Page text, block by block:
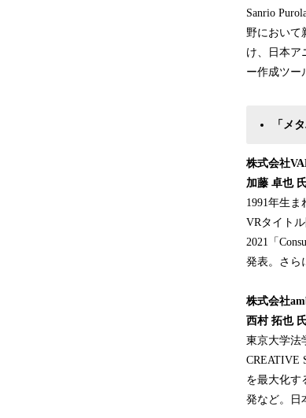
Sanrio
野において
け、日本ア
ー作成ツー
「メ
株式会社
加藤 卓也
1991年生
VRタイト
2021「
発表。さら
株式会社
西村 拓也
東京大学法
CREATIVE
を最大化す
発など。日